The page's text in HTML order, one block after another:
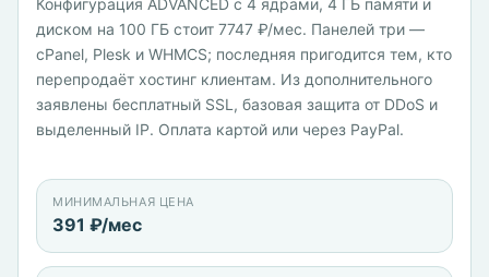
Конфигурация ADVANCED с 4 ядрами, 4 ГБ памяти и
диском на 100 ГБ стоит 7747 ₽/мес. Панелей три —
cPanel, Plesk и WHMCS; последняя пригодится тем, кто
перепродаёт хостинг клиентам. Из дополнительного
заявлены бесплатный SSL, базовая защита от DDoS и
выделенный IP. Оплата картой или через PayPal.
МИНИМАЛЬНАЯ ЦЕНА
391 ₽/мес